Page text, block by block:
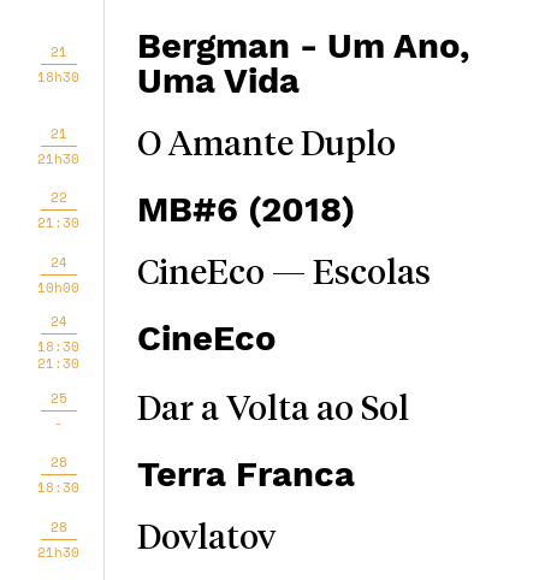
21
18h30
Bergman - Um Ano,
Uma Vida
21
21h30
O Amante Duplo
22
21:30
MB#6 (2018)
24
10h00
CineEco — Escolas
24
18:30
21:30
CineEco
25
-
Dar a Volta ao Sol
28
18:30
Terra Franca
28
21h30
Dovlatov